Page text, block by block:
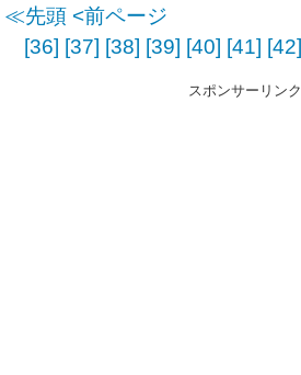
≪先頭 <前ページ
[36] [37] [38] [39] [40] [41] [42]
スポンサーリンク